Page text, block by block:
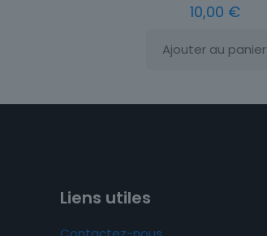
10,00 €
Ajouter au panier
Liens utiles